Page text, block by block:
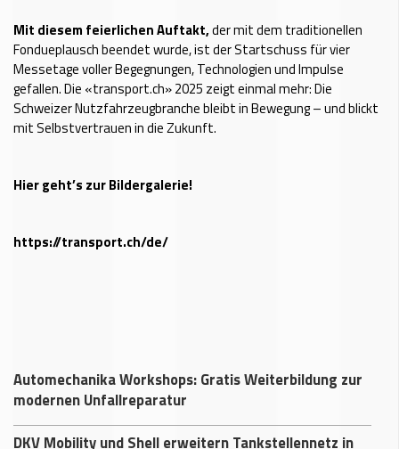
Mit diesem feierlichenAuftakt,der mit dem traditionellen
Fondueplausch beendet wurde, ist der Startschuss für vier
Messetage voller Begegnungen, Technologien und Impulse
gefallen. Die «transport.ch» 2025 zeigt einmal mehr: Die
Schweizer Nutzfahrzeugbranche bleibt in Bewegung – und blickt
mit Selbstvertrauen in die Zukunft.
Hier geht’s zur Bildergalerie!
https://transport.ch/de/
Automechanika Workshops: Gratis Weiterbildung zur
modernen Unfallreparatur
DKV Mobility und Shell erweitern Tankstellennetz in